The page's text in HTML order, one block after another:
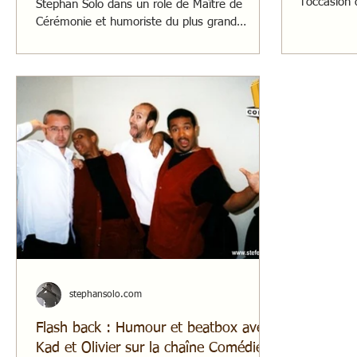
Stephan Solo dans un rôle de Maître de
Cérémonie et humoriste du plus grand
Flash back : Humour et beatbox avec
Kad et Olivier sur la chaîne Comédie !
stephansolo.com